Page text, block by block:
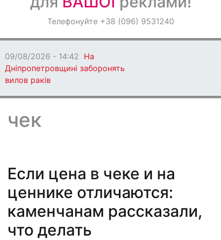
ОголошенняТелефонуйте +38 (096) 9531240
09/08/2026 - 14:42 На
Дніпропетровщині заборонять
вилов раків
чек
Если цена в чеке и на
ценнике отличаются:
каменчанам рассказали,
что делать